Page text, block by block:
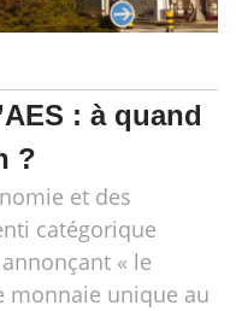
: à quand
?
et des
catégorique
« le
monnaie unique au